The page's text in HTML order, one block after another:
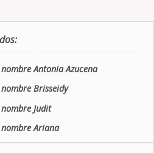
Antonia Azucena
Brisseidy
Judit
Ariana